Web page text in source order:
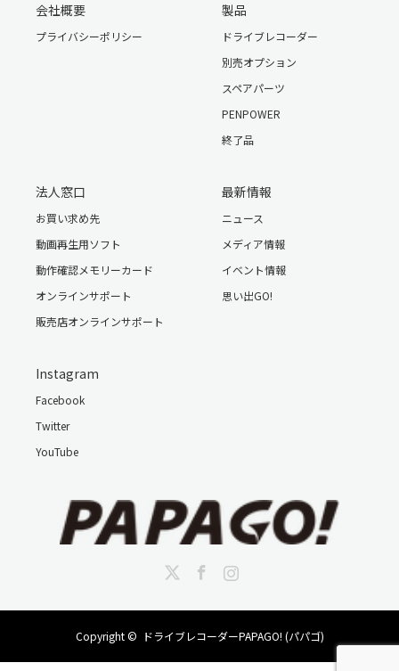
会社概要
プライバシーポリシー
製品
ドライブレコーダー
別売オプション
スペアパーツ
PENPOWER
終了品
法人窓口
お買い求め先
動画再生用ソフト
動作確認メモリーカード
オンラインサポート
販売店オンラインサポート
最新情報
ニュース
メディア情報
イベント情報
思い出GO!
Instagram
Facebook
Twitter
YouTube
Instagram
Copyright © ドライブレコーダーPAPAGO! (パパゴ)